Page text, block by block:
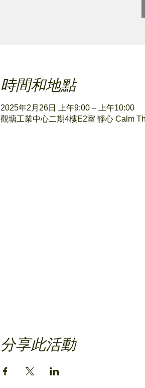
時間和地點
2025年2月26日 上午9:00 – 上午10:00
觀塘工業中心二期4樓E2室 靜心 Calm
分享此活動